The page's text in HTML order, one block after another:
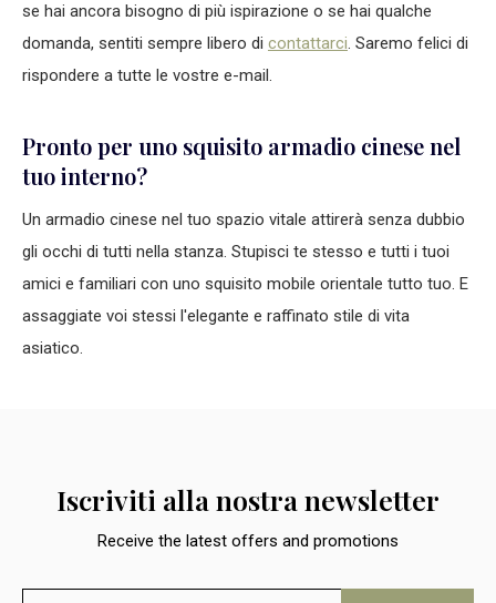
se hai ancora bisogno di più ispirazione o se hai qualche
domanda, sentiti sempre libero di contattarci. Saremo felici di
rispondere a tutte le vostre e-mail.
Pronto per uno squisito armadio cinese nel
tuo interno?
Un armadio cinese nel tuo spazio vitale attirerà senza dubbio
gli occhi di tutti nella stanza. Stupisci te stesso e tutti i tuoi
amici e familiari con uno squisito mobile orientale tutto tuo. E
assaggiate voi stessi l'elegante e raffinato stile di vita
asiatico.
Iscriviti alla nostra newsletter
Receive the latest offers and promotions